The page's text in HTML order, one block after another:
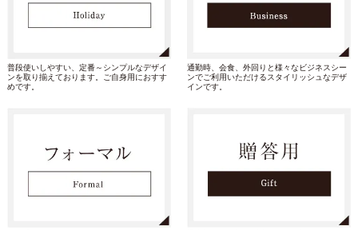
普段使いしやすい、定番～シンプルなデザイ
ンを取り揃えております。ご自身用におすす
めです。
通勤時、会食、外回りと様々なビジネスシー
ンでご利用いただけるスタイリッシュなデザ
インです。